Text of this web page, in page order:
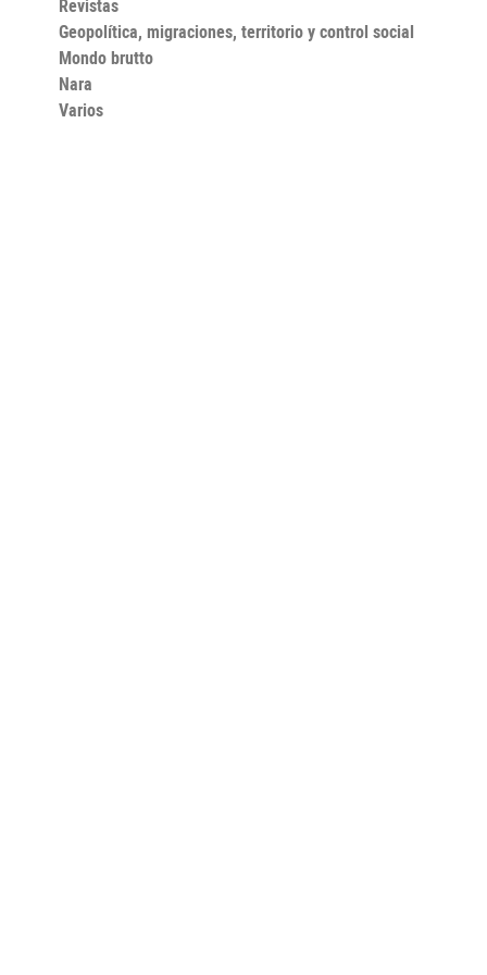
Revistas
Geopolítica, migraciones, territorio y control social
Mondo brutto
Nara
Varios